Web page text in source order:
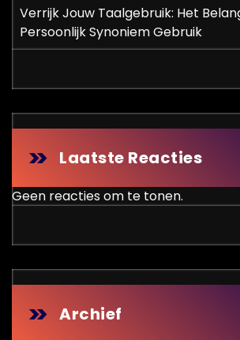
Verrijk Jouw Taalgebruik: Het
Persoonlijk Synoniem Gebruik
Laatste Reacties
Geen reacties om te tonen.
Archief